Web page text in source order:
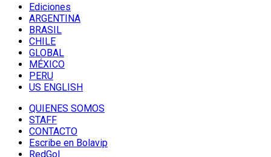
Ediciones
ARGENTINA
BRASIL
CHILE
GLOBAL
MÉXICO
PERU
US ENGLISH
QUIENES SOMOS
STAFF
CONTACTO
Escribe en Bolavip
RedGol